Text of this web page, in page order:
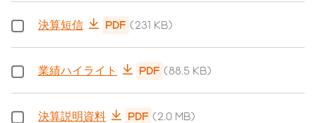
決算短信 PDF (231 KB)
業績ハイライト PDF (88.5 KB)
決算説明資料 PDF (2.0 MB)